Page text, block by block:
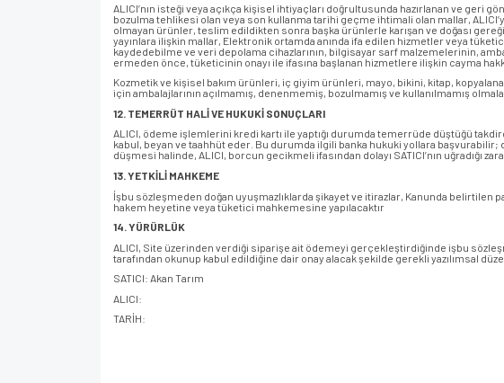
ALICI’nın isteği veya açıkça kişisel ihtiyaçları doğrultusunda hazırlanan ve geri
bozulma tehlikesi olan veya son kullanma tarihi geçme ihtimali olan mallar,
olmayan ürünler, teslim edildikten sonra başka ürünlerle karışan ve doğası
yayınlara ilişkin mallar, Elektronik ortamda anında ifa edilen hizmetler veya
kaydedebilme ve veri depolama cihazlarının, bilgisayar sarf malzemelerinin,
ermeden önce, tüketicinin onayı ile ifasına başlanan hizmetlere ilişkin cayma
Kozmetik ve kişisel bakım ürünleri, iç giyim ürünleri, mayo, bikini, kitap,
için ambalajlarının açılmamış, denenmemiş, bozulmamış ve kullanılmamış
12. TEMERRÜT HALİ VE HUKUKİ SONUÇLARI
ALICI, ödeme işlemlerini kredi kartı ile yaptığı durumda temerrüde düştüğü
kabul, beyan ve taahhüt eder. Bu durumda ilgili banka hukuki yollara başvurabilir;
düşmesi halinde, ALICI, borcun gecikmeli ifasından dolayı SATICI’nın uğradığı
13. YETKİLİ MAHKEME
İşbu sözleşmeden doğan uyuşmazlıklarda şikayet ve itirazlar, Kanunda
hakem heyetine veya tüketici mahkemesine yapılacaktır
14. YÜRÜRLÜK
ALICI, Site üzerinden verdiği siparişe ait ödemeyi gerçekleştirdiğinde işbu
tarafından okunup kabul edildiğine dair onay alacak şekilde gerekli yazılımsal
SATICI: Akan Tarım
ALICI:
TARİH: